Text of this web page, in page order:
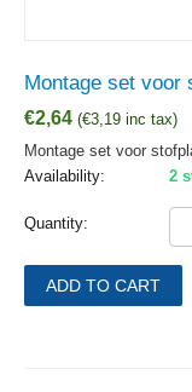
Montage set voor
€2,64 (€3,19 inc tax)
Montage set voor
Availability:
2
Quantity:
ADD TO CART